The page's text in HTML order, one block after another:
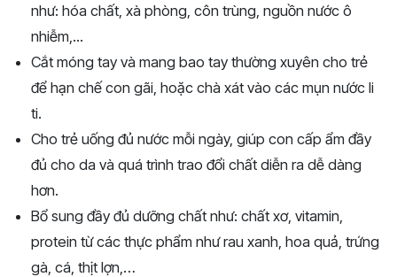
như: hóa chất, xà phòng, côn trùng, nguồn nước ô
nhiễm,...
Cắt móng tay và mang bao tay thường xuyên cho trẻ
để hạn chế con gãi, hoặc chà xát vào các mụn nước li
ti.
Cho trẻ uống đủ nước mỗi ngày, giúp con cấp ẩm đầy
đủ cho da và quá trình trao đổi chất diễn ra dễ dàng
hơn.
Bổ sung đầy đủ dưỡng chất như: chất xơ, vitamin,
protein từ các thực phẩm như rau xanh, hoa quả, trứng
gà, cá, thịt lợn,…